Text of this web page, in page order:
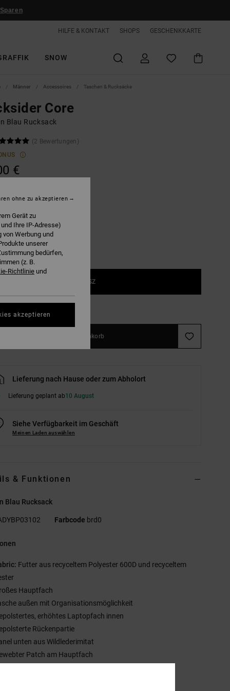
HILFE & KONTAKT SHOPS GESCHENKKARTE
SNOW
Männer Accessoires Taschen & Rucksäcke
Core
Blau Rucksack
(2 Bewertungen)
€
1SZ
In den Warenkorb
Lieferung nach Hause oder zum Abholort
Lieferung geplant ab10 August
Siehe Verfügbarkeit im Geschäft
Meinen Laden auswählen
& Funktionen
Blau Rucksack
Farbcode brd0
Futter aus recyceltem Polyester 600D und recyceltem
Hauptfach
außen mit Organisationsmöglichkeit
erhöhtes Laptopfach innen
Rückenpartie
unten aus Wildlederimitat
Patch am Hauptfach
Gerät zu
Ihre IP-Adresse)
Werbung und
unserer
bedürfen,
(z. B.
Richtlinie und
ohne zu akzeptieren
akzeptieren